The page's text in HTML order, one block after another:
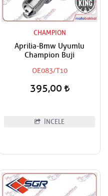
CHAMPION
Aprilia-Bmw Uyumlu
Champion Buji
OE083/T10
395,00
İNCELE